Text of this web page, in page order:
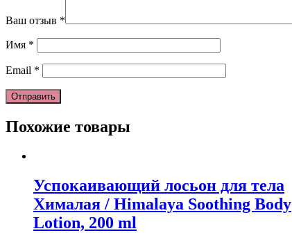
Ваш отзыв *
Имя *
Email *
Похожие товары
Успокаивающий лосьон для тела
Хималая / Himalaya Soothing Body
Lotion, 200 ml